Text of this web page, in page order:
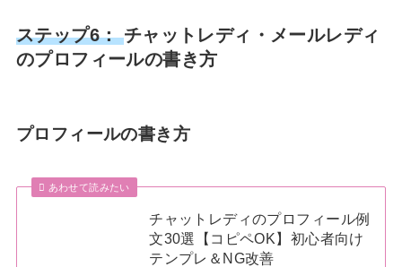
ステップ6： チャットレディ・メールレディ
のプロフィールの書き方
プロフィールの書き方
あわせて読みたい
チャットレディのプロフィール例
文30選【コピペOK】初心者向け
テンプレ＆NG改善